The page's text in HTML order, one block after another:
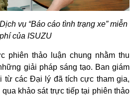
vụ “Báo cáo tình trạng xe” miễn
phí của ISUZU
phiên thảo luận chung nhằm thu
giải pháp sáng tạo. Ban giám
từ các Đại lý đã tích cực tham gia,
khảo sát trực tiếp tại phiên thảo